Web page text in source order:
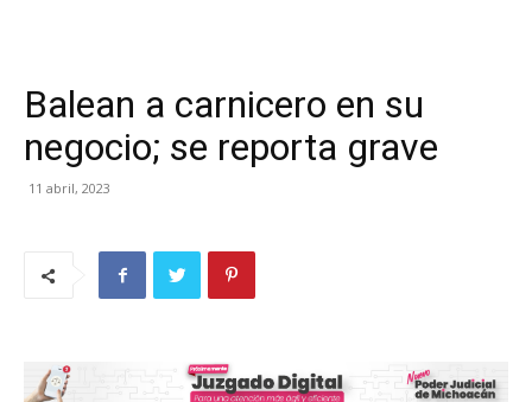
Balean a carnicero en su
negocio; se reporta grave
11 abril, 2023